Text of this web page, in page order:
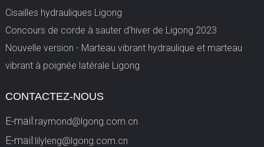
Cisailles hydrauliques Ligong
Concours de corde à sauter d'hiver de Ligong 2023
Nouvelle version - Marteau vibrant hydraulique et marteau
vibrant à poignée latérale Ligong
CONTACTEZ-NOUS
E-mail:raymond@lgong.com.cn
E-mail:lilyleng@lgong.com.cn